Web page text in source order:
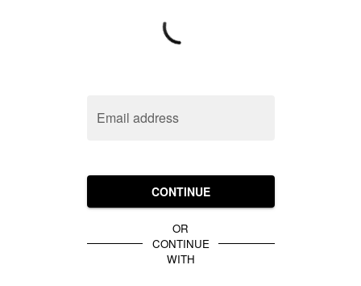
Email address
CONTINUE
OR
CONTINUE
WITH